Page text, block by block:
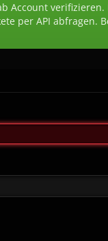
Account
per API abfragen.